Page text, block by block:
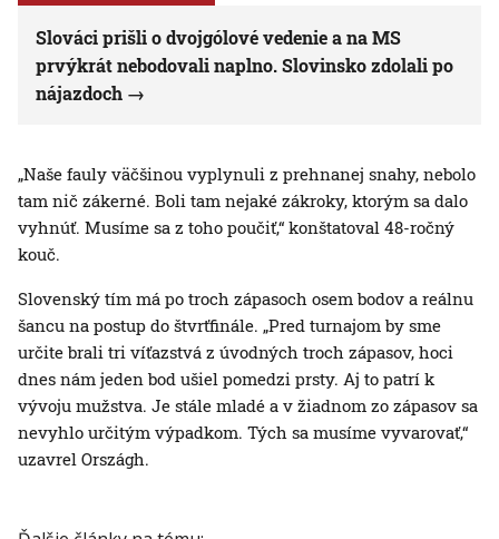
Slováci prišli o dvojgólové vedenie a na MS
prvýkrát nebodovali naplno. Slovinsko zdolali po
nájazdoch
„Naše fauly väčšinou vyplynuli z prehnanej snahy, nebolo
tam nič zákerné. Boli tam nejaké zákroky, ktorým sa dalo
vyhnúť. Musíme sa z toho poučiť,“ konštatoval 48-ročný
kouč.
Slovenský tím má po troch zápasoch osem bodov a reálnu
šancu na postup do štvrťfinále. „Pred turnajom by sme
určite brali tri víťazstvá z úvodných troch zápasov, hoci
dnes nám jeden bod ušiel pomedzi prsty. Aj to patrí k
vývoju mužstva. Je stále mladé a v žiadnom zo zápasov sa
nevyhlo určitým výpadkom. Tých sa musíme vyvarovať,“
uzavrel Országh.